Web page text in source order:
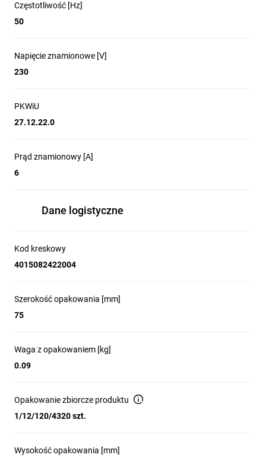
Ochrona obwodów gniazd i oświetlenia w budownictwie
przemysłowych i instalacjach funkcjonalnych.
wymagających wyłączników o zdolności łączeniowej 10 kA
Częstotliwość [Hz]
50
Napięcie znamionowe [V]
230
PKWiU
27.12.22.0
Prąd znamionowy [A]
6
Dane logistyczne
Kod kreskowy
4015082422004
Szerokość opakowania [mm]
75
Waga z opakowaniem [kg]
0.09
Opakowanie zbiorcze produktu
1/12/120/4320 szt.
Wysokość opakowania [mm]